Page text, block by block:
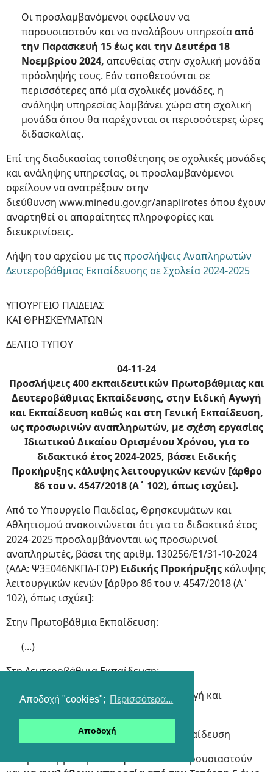
Αποδοχή "cookies"; Περισσότερα...
Αποδοχή
Οι προσλαμβανόμενοι οφείλουν να
παρουσιαστούν και να αναλάβουν υπηρεσίααπό
την Παρασκευή 15 έως και την Δευτέρα 18
Νοεμβρίου 2024, απευθείας στην σχολική μονάδα
πρόσληψής τους. Εάν τοποθετούνται σε
περισσότερες από μία σχολικές μονάδες, η
ανάληψη υπηρεσίας λαμβάνει χώρα στη σχολική
μονάδα όπου θα παρέχονται οι περισσότερες ώρες
διδασκαλίας.
Επί της διαδικασίας τοποθέτησης σε σχολικές μονάδες
και ανάληψης υπηρεσίας, οι προσλαμβανόμενοι
οφείλουν να ανατρέξουν στην
διεύθυνση www.minedu.gov.gr/anaplirotes όπου έχουν
αναρτηθεί οι απαραίτητες πληροφορίες και
διευκρινίσεις.
Λήψη του αρχείου με τιςπροσλήψεις Αναπληρωτών
Δευτεροβάθμιας Εκπαίδευσης σε Σχολεία 2024-2025
ΥΠΟΥΡΓΕΙΟ ΠΑΙΔΕΙΑΣ
ΚΑΙ ΘΡΗΣΚΕΥΜΑΤΩΝ
ΔΕΛΤΙΟ ΤΥΠΟΥ
04-11-24
Προσλήψεις 400 εκπαιδευτικών Πρωτοβάθμιας και
Δευτεροβάθμιας Εκπαίδευσης, στην Ειδική Αγωγή
και Εκπαίδευση καθώς και στη Γενική Εκπαίδευση,
ως προσωρινών αναπληρωτών, με σχέση εργασίας
Ιδιωτικού Δικαίου Ορισμένου Χρόνου, για το
διδακτικό έτος 2024-2025, βάσει Ειδικής
Προκήρυξης κάλυψης λειτουργικών κενών [άρθρο
86 του ν. 4547/2018 (Α΄ 102), όπως ισχύει].
Από το Υπουργείο Παιδείας, Θρησκευμάτων και
Αθλητισμού ανακοινώνεται ότι για το διδακτικό έτος
2024-2025 προσλαμβάνονται ως προσωρινοί
αναπληρωτές, βάσει της αριθμ. 130256/Ε1/31-10-2024
(ΑΔΑ: Ψ3Ξ046ΝΚΠΔ-ΓΩΡ) Ειδικής Προκήρυξης κάλυψης
λειτουργικών κενών [άρθρο 86 του ν. 4547/2018 (Α΄
102), όπως ισχύει]:
Στην Πρωτοβάθμια Εκπαίδευση:
(...)
Στη Δευτεροβάθμια Εκπαίδευση:
α) 40 εκπαιδευτικοί στην Ειδική Αγωγή και
β) 134 εκπαιδευτικοί στη Γενική Εκπαίδευση
Οι προσλαμβανόμενοι οφείλουν να παρουσιαστούν